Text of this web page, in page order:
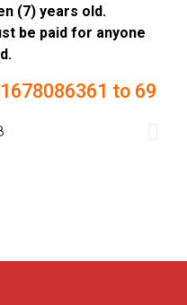
(7) years old.
be paid for anyone
to 69